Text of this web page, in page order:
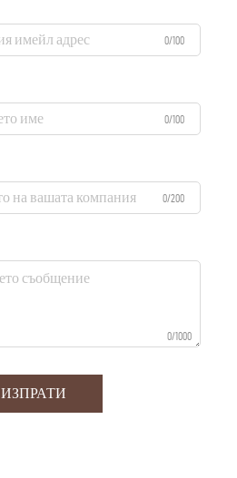
0/100
0/100
0/200
0/1000
ИЗПРАТИ